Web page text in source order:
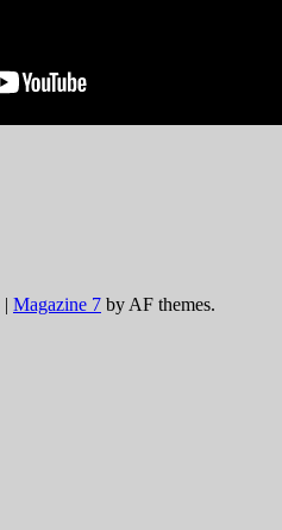
| Magazine 7 by AF themes.